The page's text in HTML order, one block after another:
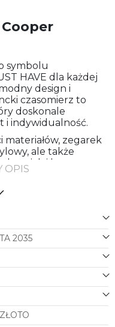
symbolu
HAVE dla każdej
design i
czasomierz to
doskonale
i indywidualność.
materiałów, zegarek
ale także
jak i koperta
stali, co
idealnego
symbol
w
bransoleta, jak i
w eleganckim,
różowego złota, co
blasku i
dodaje zegarkowi
wpisując się w
OPIS
2035